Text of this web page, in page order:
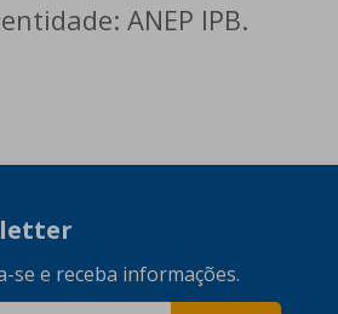
ANEP IPB.
se e receba informações.